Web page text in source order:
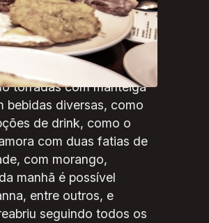
American Breakfast no
partir das 09h até às 13h,
(R$ 144,90).O
scrambled
torradas com manteiga
bebidas diversas, como
de drink, como o
com duas fatias de
com morango,
manhã é possível
entre outros, e
seguindo todos os